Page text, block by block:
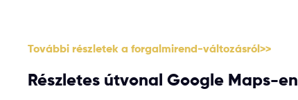
További részletek a forgalmirend-változásról>>
Részletes útvonal Google Maps-en